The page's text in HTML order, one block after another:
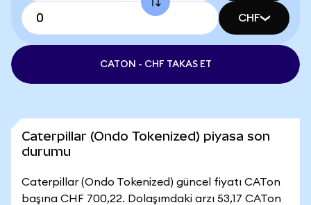
CHF
CATON - CHF TAKAS ET
Caterpillar (Ondo Tokenized) piyasa son
durumu
Caterpillar (Ondo Tokenized) güncel fiyatı CATon
başına CHF 700,22. Dolaşımdaki arzı 53,17 CATon